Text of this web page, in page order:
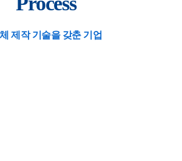
제작 기술을 갖춘 기업